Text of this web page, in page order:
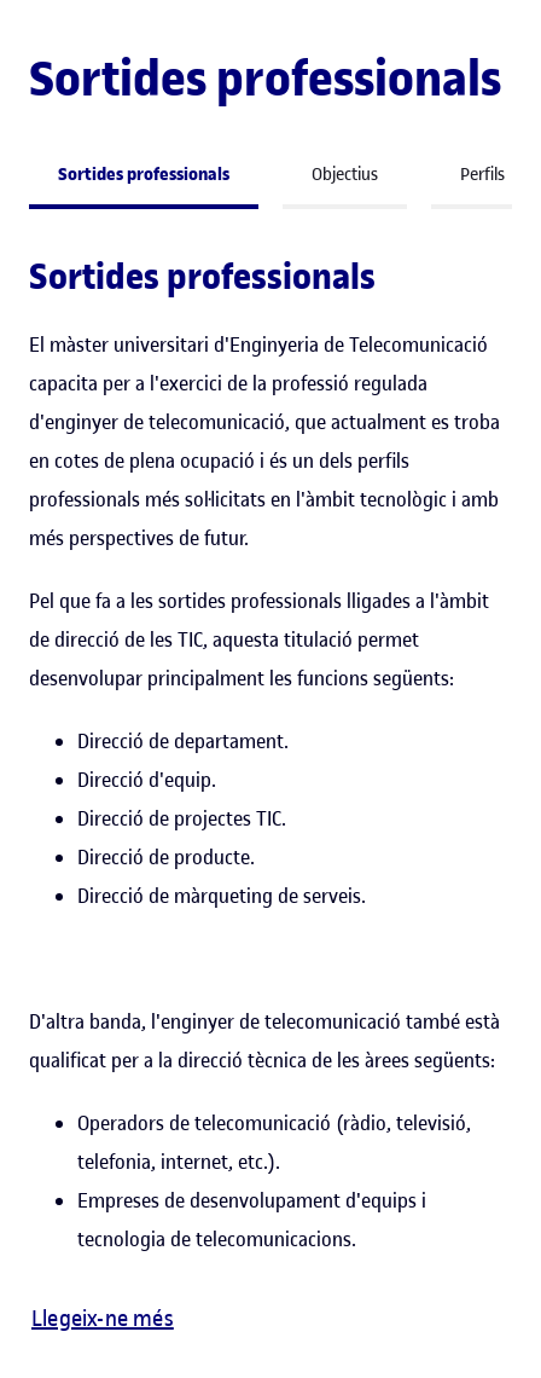
Sortides professionals
Sortides professionals Objectius Perfils
Sortides professionals
El màster universitari d'Enginyeria de Telecomunicació
capacita per a l'exercici de la professió regulada
d'enginyer de telecomunicació, que actualment es troba
en cotes de plena ocupació i és un dels perfils
professionals més sol·licitats en l'àmbit tecnològic i amb
més perspectives de futur.
Pel que fa a les sortides professionals lligades a l'àmbit
de direcció de les TIC, aquesta titulació permet
desenvolupar principalment les funcions següents:
Direcció de departament.
Direcció d'equip.
Direcció de projectes TIC.
Direcció de producte.
Direcció de màrqueting de serveis.
D'altra banda, l'enginyer de telecomunicació també està
qualificat per a la direcció tècnica de les àrees següents:
Operadors de telecomunicació (ràdio, televisió,
telefonia, internet, etc.).
Empreses de desenvolupament d'equips i
tecnologia de telecomunicacions.
Llegeix-ne més